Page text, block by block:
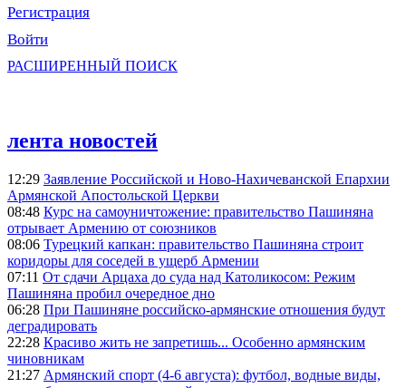
Регистрация
Войти
РАСШИРЕННЫЙ ПОИСК
лента новостей
12:29 Заявление Российской и Ново-Нахичеванской Епархии
Армянской Апостольской Церкви
08:48 Курс на самоуничтожение: правительство Пашиняна
отрывает Армению от союзников
08:06 Турецкий капкан: правительство Пашиняна строит
коридоры для соседей в ущерб Армении
07:11 От сдачи Арцаха до суда над Католикосом: Режим
Пашиняна пробил очередное дно
06:28 При Пашиняне российско-армянские отношения будут
деградировать
22:28 Красиво жить не запретишь... Особенно армянским
чиновникам
21:27 Армянский спорт (4-6 августа): футбол, водные виды,